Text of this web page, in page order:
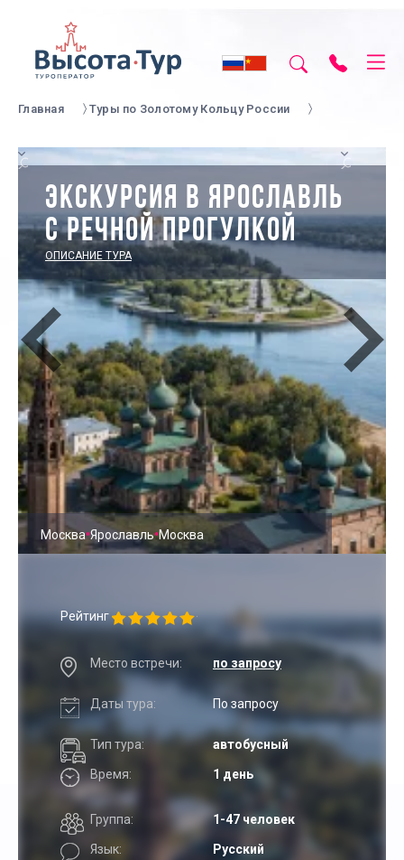
Главная Туры по Золотому Кольцу России
ЭКСКУРСИЯ В ЯРОСЛАВЛЬ
С РЕЧНОЙ ПРОГУЛКОЙ
ОПИСАНИЕ ТУРА
Москва•Ярославль•Москва
Рейтинг
Место встречи: по запросу
Даты тура: По запросу
Тип тура: автобусный
Время: 1 день
Группа: 1-47 человек
Язык: Русский